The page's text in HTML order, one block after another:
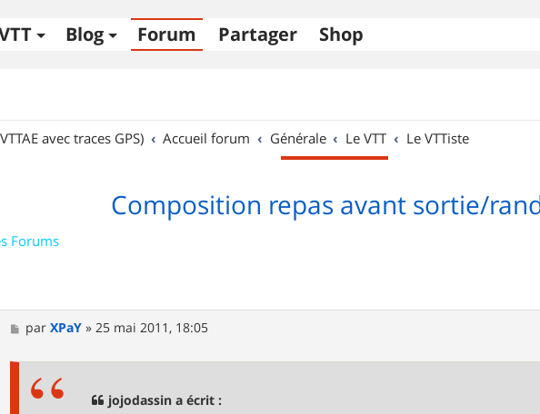
Blog Forum Partager Shop
avec traces GPS)
Accueil forum Générale Le VTT Le VTTiste
Composition repas avant sortie/
Forums
M
e
parXPaY »25 mai 2011, 18:05
jojodassin a écrit :